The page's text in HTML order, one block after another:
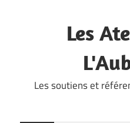
Les
Les soutiens et